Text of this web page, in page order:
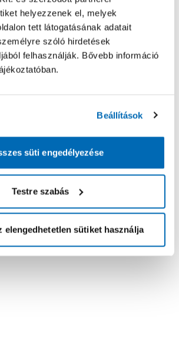
helyezzenek el, melyek
tett látogatásának adatait
szóló hirdetések
felhasználják. Bővebb információ
Beállítások
süti engedélyezése
Testre szabás
elengedhetetlen sütiket használja